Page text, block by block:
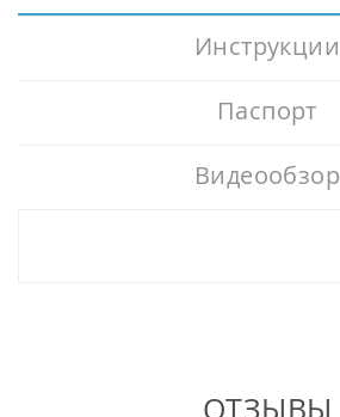
Инструкции
Паспорт
Видеообзор
ОТЗЫВЫ